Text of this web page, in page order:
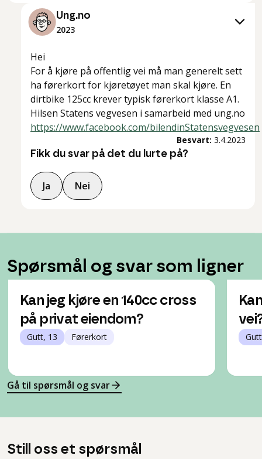
Ung.no
2023
Hei
For å kjøre på offentlig vei må man generelt sett
ha førerkort for kjøretøyet man skal kjøre. En
dirtbike 125cc krever typisk førerkort klasse A1.
Hilsen Statens vegvesen i samarbeid med ung.no
https://www.facebook.com/bilendinStatensvegvesen
Besvart: 3.4.2023
Fikk du svar på det du lurte på?
Ja Nei
Spørsmål og svar som ligner
Kan jeg kjøre en 140cc cross
på privat eiendom?
Gutt, 13 Førerkort
Gå til spørsmål og svar
Still oss et spørsmål